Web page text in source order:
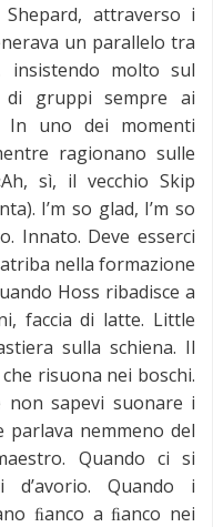
attraverso i
un parallelo tra
insistendo molto sul
di gruppi sempre ai
In uno dei momenti
ragionano sulle
sì, il vecchio Skip
I’m so glad, I’m so
Innato. Deve esserci
nella formazione
Hoss ribadisce a
faccia di latte. Little
sulla schiena. Il
risuona nei boschi.
non sapevi suonare i
parlava nemmeno del
Quando ci si
Quando i
ﬁanco a ﬁanco nei